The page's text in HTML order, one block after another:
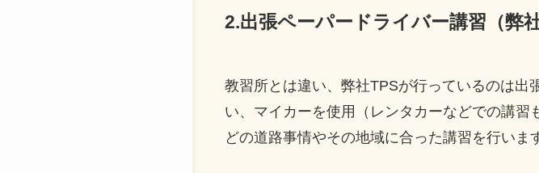
2.出張ペーパードライバー講習（弊
教習所とは違い、弊社TPSが行っているのは出
い、マイカーを使用（レンタカーなどでの講
どの道路事情やその地域に合った講習を行いま